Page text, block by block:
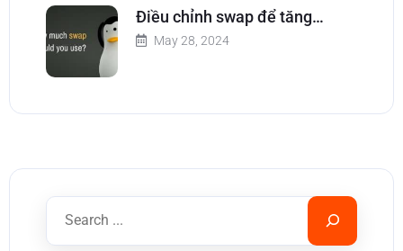
Điều chỉnh swap để tăng…
May 28, 2024